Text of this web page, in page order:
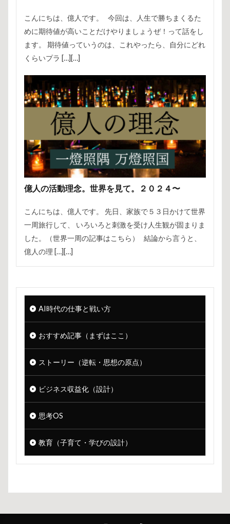
こんにちは、億人です。 今回は、人生で勝ちまくるた
めに期待値が高いことだけやりましょうぜ！って話をし
ます。 期待値っていうのは、これやったら、自分にどれ
くらいプラ […][…]
億人の活動理念。世界を見て。２０２４〜
こんにちは、億人です。 先日、家族で５３日かけて世界
一周旅行して、 いろいろと刺激を受け人生観が固まりま
した。（世界一周の記事はこちら） 結論から言うと、
億人の理 […][…]
AI時代の仕事と戦い方
おすすめ記事（まずはここ）
ストーリー（逆転・思想の原点）
ビジネス収益化（設計）
思考OS
教育（子育て・学びの設計）